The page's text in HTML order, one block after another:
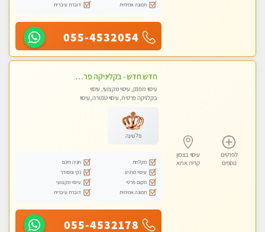
תמונה אמיתית
דוברת עיברית
055-4532054
לפרטים
נוספים
עיסוי בצפון
קרית אתא
חדש חדש - בקליניקה פרטית בחיפה עיסוי לחידוש אנרגיות עיסוי חלומי מומלץ מאוד !
עיסוי מפנק, עיסוי מקצועי, עיסוי
בקלניקה פרטית, עיסוי טנטרה, עיסוי
פלטינה
מקלחת
חניה חינם
עיסוי מרגיע
נקי ומסודר
מקום פרטי
עיסוי מקצועי
תמונה אמיתית
דוברת עיברית
055-4532178